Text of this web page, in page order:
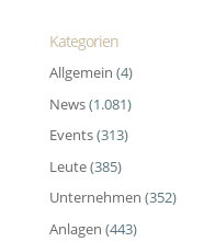
Kategorien
Allgemein (4)
News(1.081)
Events(313)
Leute(385)
Unternehmen (352)
Anlagen (443)